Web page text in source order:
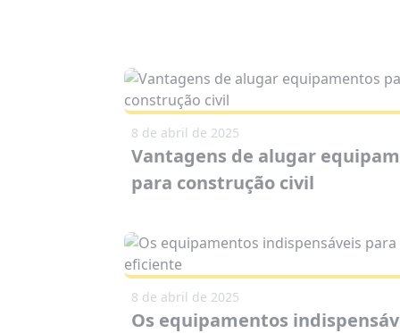
8 de abril de 2025
Vantagens de alugar
para construção civil
8 de abril de 2025
Os equipamentos